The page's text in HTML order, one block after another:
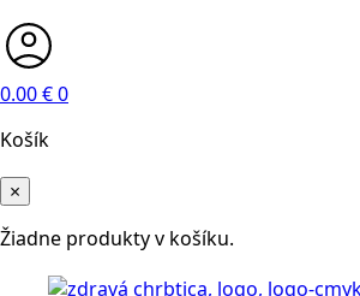
0.00€0
Košík
×
Žiadne produkty v košíku.